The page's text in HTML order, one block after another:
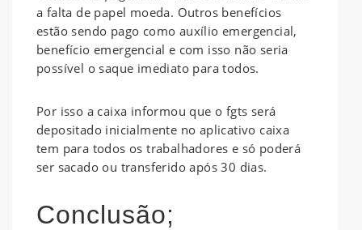
a falta de papel moeda. Outros benefícios
estão sendo pago como auxílio emergencial,
benefício emergencial e com isso não seria
possível o saque imediato para todos.
Por isso a caixa informou que o fgts será
depositado inicialmente no aplicativo caixa
tem para todos os trabalhadores e só poderá
ser sacado ou transferido após 30 dias.
Conclusão;